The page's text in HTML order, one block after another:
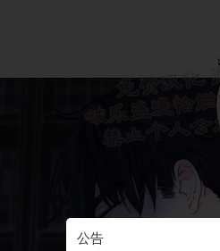
公告